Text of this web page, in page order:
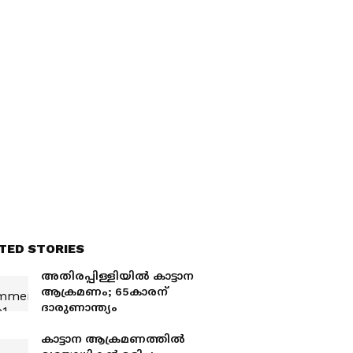
STORIES
അതിരപ്പിള്ളിയിൽ കാട്ടാന
ആക്രമണം; 65കാരന്
ദാരുണാന്ത്യം
കാട്ടാന ആക്രമണത്തിൽ